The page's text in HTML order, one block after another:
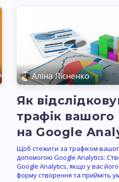
Аліна Лісненко
Як
трафік вашого
на Google
Щоб стежити за трафіком
допомогою Google Analytics:
Google Analytics, якщо у вас
форму створення та прийміть